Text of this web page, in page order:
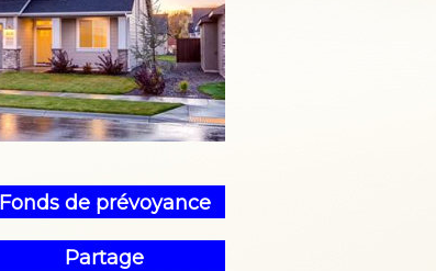
Fonds de prévoyance
Partage